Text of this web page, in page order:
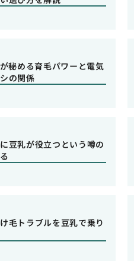
秘める育毛パワーと電気
の関係
豆乳が役立つという噂の
毛トラブルを豆乳で乗り